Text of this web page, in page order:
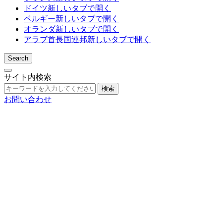
ドイツ新しいタブで開く
ベルギー新しいタブで開く
オランダ新しいタブで開く
アラブ首長国連邦新しいタブで開く
Search
サイト内検索
検索
お問い合わせ